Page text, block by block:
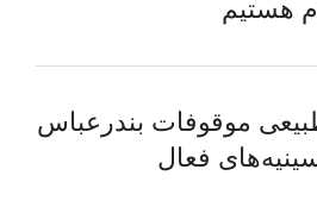
هستیم
موقوفات بندرعباس
فعال